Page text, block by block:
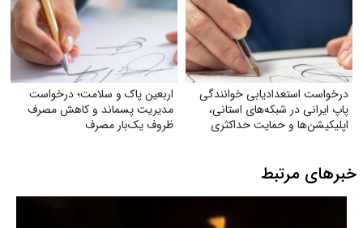
درخواست استعدادیابی خوانندگی
پاپ ایرانی در شبکه‌های استانی،
اپلیکیشن‌ها و حمایت حداکثری
اربعین پاک و سلامت؛ درخواست
مدیریت پسماند و کاهش مصرف
ظروف یک‌بار مصرف
خبرهای مرتبط